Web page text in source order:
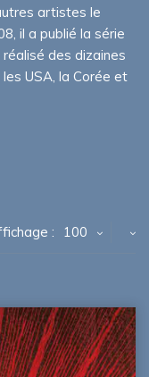
artistes le
il a publié la série
réalisé des dizaines
USA, la Corée et
: 100